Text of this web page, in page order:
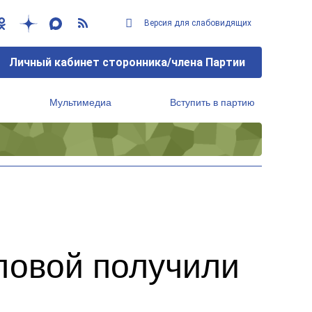
Версия для слабовидящих
Личный кабинет сторонника/члена Партии
Мультимедиа Вступить в партию
получили